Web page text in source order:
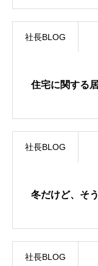
社長BLOG
住宅に関する
社長BLOG
冬だけど、そ
社長BLOG